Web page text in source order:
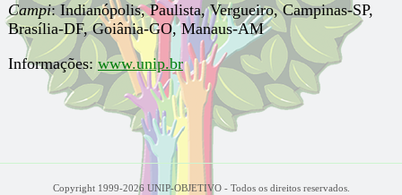
Campi: Indianópolis, Paulista, Vergueiro, Campinas-SP,
Brasília-DF, Goiânia-GO, Manaus-AM
Informações:www.unip.br
Copyright 1999-2026 UNIP-OBJETIVO - Todos os direitos reservados.